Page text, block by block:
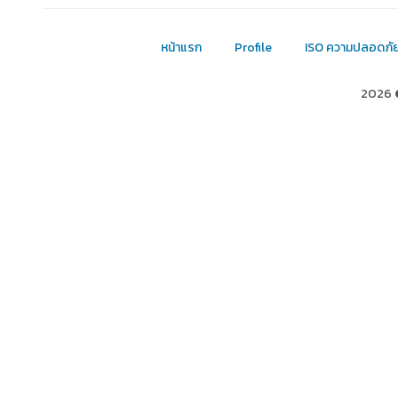
หน้าแรก Profile ISO ความปลอดภั
2026